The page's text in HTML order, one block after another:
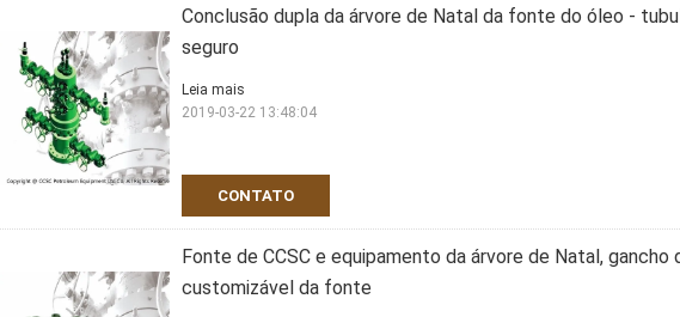
Conclusão dupla da árvore de Natal da fonte do óleo -
seguro
CONTATO
Leia mais
2019-03-22 13:48:04
Fonte de CCSC e equipamento da árvore de Natal, gancho
customizável da fonte